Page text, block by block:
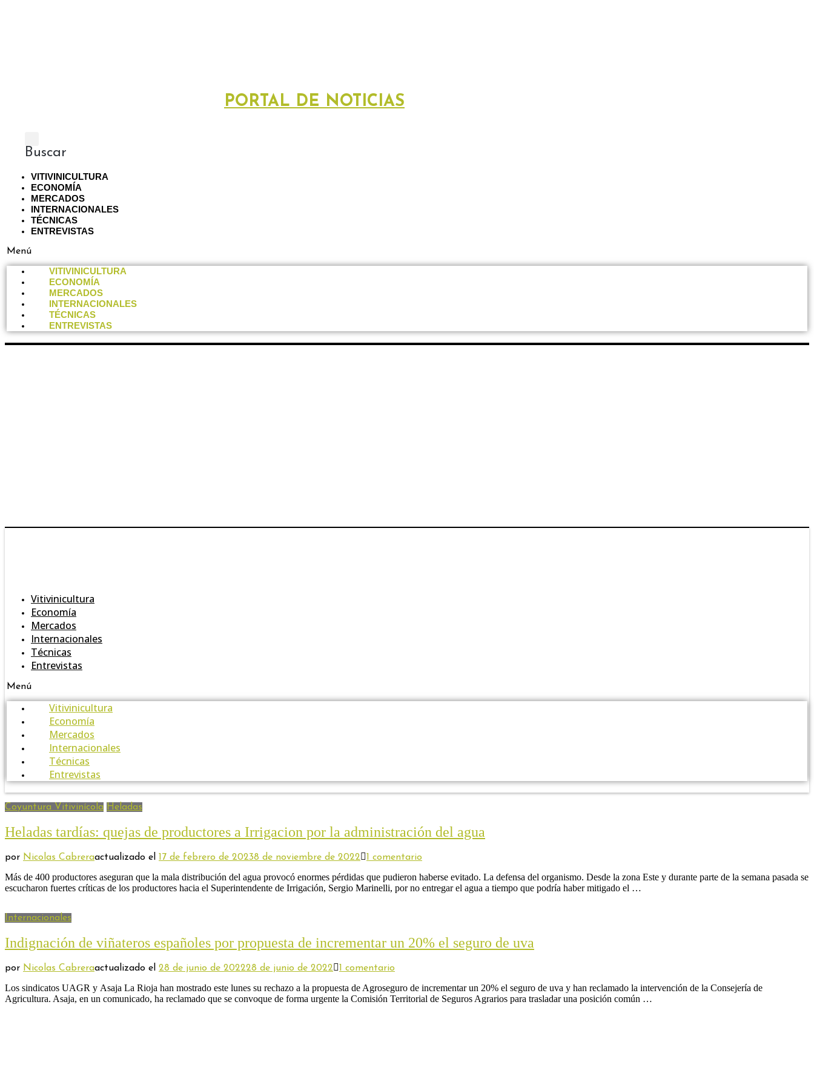
PORTAL DE NOTICIAS
Buscar
VITIVINICULTURA
ECONOMÍA
MERCADOS
INTERNACIONALES
TÉCNICAS
ENTREVISTAS
Menú
VITIVINICULTURA
ECONOMÍA
MERCADOS
INTERNACIONALES
TÉCNICAS
ENTREVISTAS
Vitivinicultura
Economía
Mercados
Internacionales
Técnicas
Entrevistas
Menú
Vitivinicultura
Economía
Mercados
Internacionales
Técnicas
Entrevistas
Coyuntura Vitivinícola Heladas
Heladas tardías: quejas de productores a Irrigacion por la administración del agua
por Nicolas Cabreraactualizado el 17 de febrero de 20238 de noviembre de 2022 1 comentarioen
tardías:
quejas
la
administración
Más de 400 productores aseguran que la mala distribución del agua provocó enormes pérdidas que pudieron haberse evitado. La defensa del organismo. Desde la zona Este y durante parte de la semana pasada se
escucharon fuertes críticas de los productores hacia el Superintendente de Irrigación, Sergio Marinelli, por no entregar el agua a tiempo que podría haber mitigado el …
Internacionales
Indignación de viñateros españoles por propuesta de incrementar un 20% el seguro de uva
por Nicolas Cabreraactualizado el 28 de junio de 202228 de junio de 2022 1 comentarioen
de
viñateros
Los sindicatos UAGR y Asaja La Rioja han mostrado este lunes su rechazo a la propuesta de Agroseguro de incrementar un 20% el seguro de uva y han reclamado la intervención de la Consejería de
Agricultura. Asaja, en un comunicado, ha reclamado que se convoque de forma urgente la Comisión Territorial de Seguros Agrarios para trasladar una posición común …